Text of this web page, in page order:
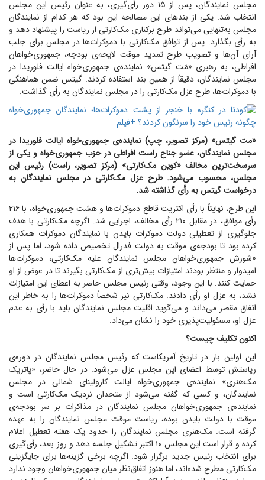
مجلس نمایندگان، پس از ۱۵ دور رأی‌گیری، به عنوان رئیس این مجلس
انتخاب شد. یکی از بندهای این مصالحه این بود که هر کدام از نمایندگان
مجلس به‌تنهایی می‌تواند طرح برکناری مک‌کارتی از ریاست را پیشنهاد دهد و
به رأی بگذارد. پس از توافق مک‌کارتی با دموکرات‌ها در مجلس برای جلب
آرای آن‌ها و تصویب طرح تمدید موقت لایحه‌ی بودجه، جمهوری‌خواهان
افراطی، به رهبری «مَت گِیتس» نماینده‌ی جمهوری‌خواه ایالت فلوریدا در
مجلس نمایندگان، دقیقاً از همین بند استفاده کردند. گیتس ضمن هماهنگی
با دموکرات‌ها، طرح عزل مک‌کارتی را در مجلس نمایندگان به رأی گذاشت.
«مت گیتس» (مرکز تصویر، چپ) نماینده‌ی جمهوری‌خواه ایالت فلوریدا در
مجلس نمایندگان، عضو جناح راست افراطی در حزب جمهوری‌خواه و یکی از
سرسخت‌ترین مخالف «کوین مک‌کارتی» (مرکز تصویر، راست) رئیس این
مجلس، محسوب می‌شود. طرح عزل مک‌کارتی در مجلس نمایندگان به
درخواست گیتس به رأی گذاشته شد.
این طرح، نهایتاً با رأی اکثریت قاطع دموکرات‌ها و هشت جمهوری‌خواه، با ۲۱۶
رأی موافق، در مقابل ۲۱۰ رأی مخالف، اجرایی شد. اگرچه مک‌کارتی با هدف
جلوگیری از تعطیلی دولت دموکرات بایدن با نمایندگان دموکرات همکاری
کرده بود تا بودجه‌ی موقت به دولت فدرال تخصیص داده شود، اما پس از
«شورش جمهوری‌خواهان مجلس نمایندگان علیه مک‌کارتی، دموکرات‌ها
امیدوار و منتظر بودند امتیازات بیش‌تری از مک‌کارتی بگیرند تا در عوض از او
حمایت کنند. با این وجود، وقتی رئیس مجلس حاضر به اعطای این امتیازات
نشد، به عزل او رأی دادند. مک‌کارتی نیز شخصاً دموکرات‌ها را به خاطر این
اتفاق مقصر می‌داند و می‌گوید اقلیت مجلس نمایندگان باید با رأی به عدم
عزل او، مسئولیت‌پذیری خود را نشان می‌داد.
اکنون تکلیف چیست؟
این اولین بار در تاریخ آمریکاست که رئیس مجلس نمایندگان در دوره‌ی
ریاستش توسط اعضای این مجلس عزل می‌شود. در حال حاضر، «پاتریک
مک‌هنری» نماینده‌ی جمهوری‌خواه ایالت کارولینای شمالی در مجلس
نمایندگان، و کسی که گفته می‌شود از متحدان نزدیک مک‌کارتی است و
نماینده‌ی جمهوری‌خواهان مجلس نمایندگان در مذاکرات بر سر بودجه‌ی
موقت با دولت بایدن بوده، ریاست موقت مجلس نمایندگان را به عهده
گرفته است. مک‌هنری مجلس نمایندگان را حدود یک هفته تعطیل اعلام
کرده و قرار است این مجلس ۱۰ اکتبر تشکیل جلسه دهد و روز بعد، رأی‌گیری
برای انتخاب رئیس جدید برگزار شود. اگرچه برخی گزینه‌ها برای جایگزینی
مک‌کارتی مطرح شده‌اند، اما هنوز اتفاق‌نظر میان جمهوری‌خواهان وجود ندارد